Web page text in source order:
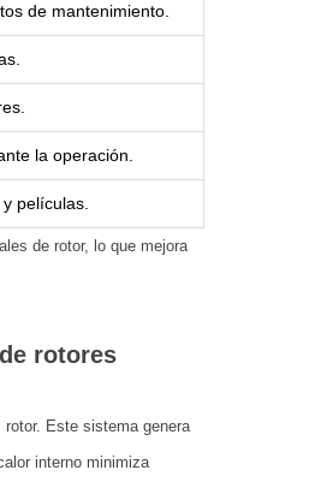
de mantenimiento.
la operación.
películas.
de rotor, lo que mejora
rotores
Este sistema genera
interno minimiza